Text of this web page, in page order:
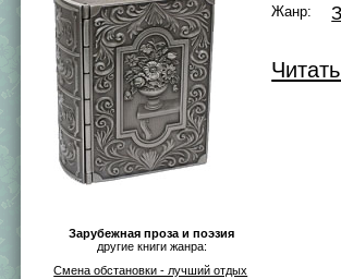
Зарубежная проза и поэзия
другие книги жанра:
Смена обстановки - лучший отдых
Жанр: